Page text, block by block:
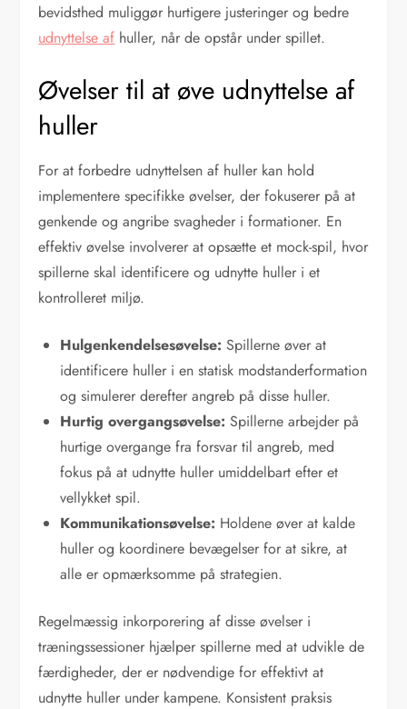
bevidsthed muliggør hurtigere justeringer og bedre
udnyttelse af huller, når de opstår under spillet.
Øvelser til at øve udnyttelse af
huller
For at forbedre udnyttelsen af huller kan hold
implementere specifikke øvelser, der fokuserer på at
genkende og angribe svagheder i formationer. En
effektiv øvelse involverer at opsætte et mock-spil, hvor
spillerne skal identificere og udnytte huller i et
kontrolleret miljø.
Hulgenkendelsesøvelse: Spillerne øver at
identificere huller i en statisk modstanderformation
og simulerer derefter angreb på disse huller.
Hurtig overgangsøvelse: Spillerne arbejder på
hurtige overgange fra forsvar til angreb, med
fokus på at udnytte huller umiddelbart efter et
vellykket spil.
Kommunikationsøvelse: Holdene øver at kalde
huller og koordinere bevægelser for at sikre, at
alle er opmærksomme på strategien.
Regelmæssig inkorporering af disse øvelser i
træningssessioner hjælper spillerne med at udvikle de
færdigheder, der er nødvendige for effektivt at
udnytte huller under kampene. Konsistent praksis